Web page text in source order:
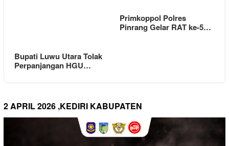
Bupati Luwu Utara Tolak
Perpanjangan HGU…
Primkoppol Polres
Pinrang Gelar RAT ke-5…
2 APRIL 2026 ,KEDIRI KABUPATEN